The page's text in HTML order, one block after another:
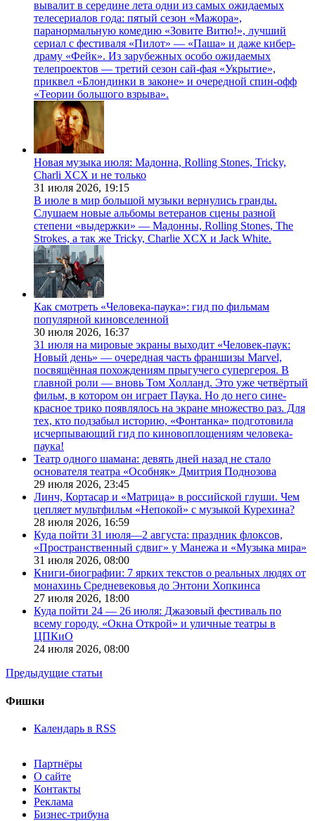
вывалит в середине лета одни из самых ожидаемых
телесериалов года: пятый сезон «Мажора»,
паранормальную комедию «Зовите Витю!», лучший
сериал с фестиваля «Пилот» — «Паша» и даже кибер-
драму «Фейк». Из зарубежных особо ожидаемых
телепроектов — третий сезон сай-фая «Укрытие»,
приквел «Блондинки в законе» и очередной спин-офф
«Теории большого взрыва».
Новая музыка июля: Мадонна, Rolling Stones, Tricky,
Charli XCX и не только
31 июля 2026, 19:15
В июле в мир большой музыки вернулись гранды.
Слушаем новые альбомы ветеранов сцены разной
степени «выдержки» — Мадонны, Rolling Stones, The
Strokes, а так же Tricky, Charlie XCX и Jack White.
Как смотреть «Человека-паука»: гид по фильмам
популярной киновселенной
30 июля 2026, 16:37
31 июля на мировые экраны выходит «Человек-паук:
Новый день» — очередная часть франшизы Marvel,
посвящённая похождениям прыгучего супергероя. В
главной роли — вновь Том Холланд. Это уже четвёртый
фильм, в котором он играет Паука. Но до него сине-
красное трико появлялось на экране множество раз. Для
тех, кто подзабыл историю, «Фонтанка» подготовила
исчерпывающий гид по киновоплощениям человека-
паука!
Театр одного шамана: девять дней назад не стало
основателя театра «Особняк» Дмитрия Поднозова
29 июля 2026, 23:45
Линч, Кортасар и «Матрица» в российской глуши. Чем
цепляет мультфильм «Непокой» с музыкой Курехина?
28 июля 2026, 16:59
Куда пойти 31 июля—2 августа: праздник флоксов,
«Пространственный сдвиг» у Манежа и «Музыка мира»
31 июля 2026, 08:00
Книги-биографии: 7 ярких текстов о реальных людях от
монахинь Средневековья до Энтони Хопкинса
27 июля 2026, 18:00
Куда пойти 24 — 26 июля: Джазовый фестиваль по
всему городу, «Окна Открой» и уличные театры в
ЦПКиО
24 июля 2026, 08:00
Предыдущие статьи
Фишки
Календарь в RSS
Партнёры
О сайте
Контакты
Реклама
Бизнес-трибуна